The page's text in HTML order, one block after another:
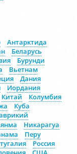
Антарктида
Беларусь
Бурунди
Вьетнам
Дания
Иордания
Китай
Колумбия
Куба
Никарагуа
Перу
Россия